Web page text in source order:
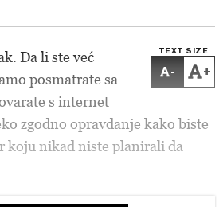
TEXT SIZE
- +
Da li ste već
posmatrate sa
s internet
zgodno opravdanje kako biste
koju nikad niste planirali da